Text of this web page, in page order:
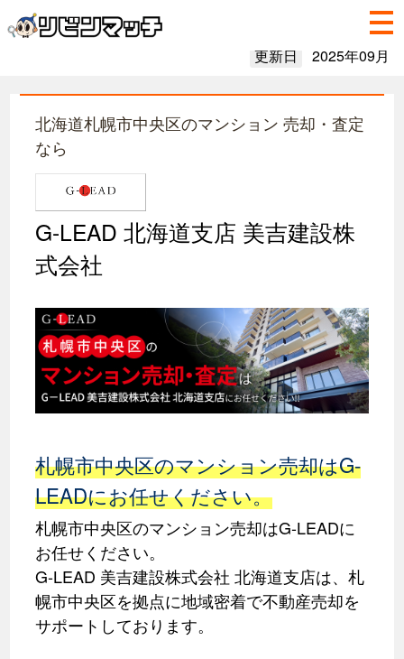
更新日 2025年09月
北海道札幌市中央区のマンション 売却・査定
なら
G-LEAD 北海道支店 美吉建設株
式会社
札幌市中央区のマンション売却はG-
LEADにお任せください。
札幌市中央区のマンション売却はG-LEADに
お任せください。
G-LEAD 美吉建設株式会社 北海道支店は、札
幌市中央区を拠点に地域密着で不動産売却を
サポートしております。